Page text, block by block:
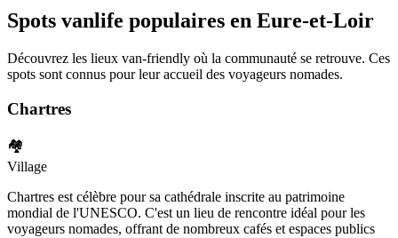
Spots vanlife populaires en Eure-et-Loir
Découvrez les lieux van-friendly où la communauté se retrouve. Ces
spots sont connus pour leur accueil des voyageurs nomades.
Chartres
🏘️
Village
Chartres est célèbre pour sa cathédrale inscrite au patrimoine
mondial de l'UNESCO. C'est un lieu de rencontre idéal pour les
voyageurs nomades, offrant de nombreux cafés et espaces publics